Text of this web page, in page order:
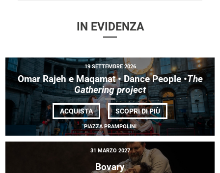
IN EVIDENZA
19 SETTEMBRE 2026
Omar Rajeh e Maqamat • Dance People •The
Gathering project
ACQUISTA SCOPRI DI PIÙDI
OMAR RAJEH
E MAQAMAT
DANCE
GATHERING
PROJECT</EM>
PIAZZA PRAMPOLINI
31 MARZO 2027
Bovary